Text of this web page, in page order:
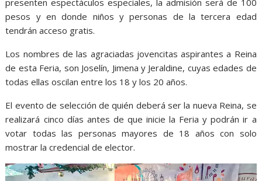
pesos y en donde niños y personas de la tercera edad
tendrán acceso gratis.
Los nombres de las agraciadas jovencitas aspirantes a Reina
de esta Feria, son Joselín, Jimena y Jeraldine, cuyas edades de
todas ellas oscilan entre los 18 y los 20 años.
El evento de selección de quién deberá ser la nueva Reina, se
realizará cinco días antes de que inicie la Feria y podrán ir a
votar todas las personas mayores de 18 años con solo
mostrar la credencial de elector.